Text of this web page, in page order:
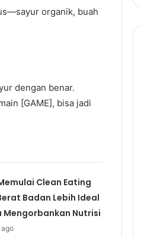
organik, buah
dengan benar.
[GAME], bisa jadi
Clean Eating
Badan Lebih Ideal
Mengorbankan Nutrisi
ago